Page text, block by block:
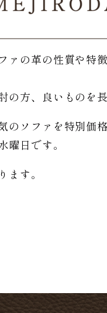
ァの革の性質や
の方、良いもの
のソファを特別価
曜日です。
す。